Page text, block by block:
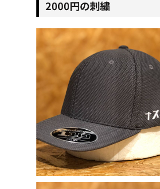
2000円の刺繍